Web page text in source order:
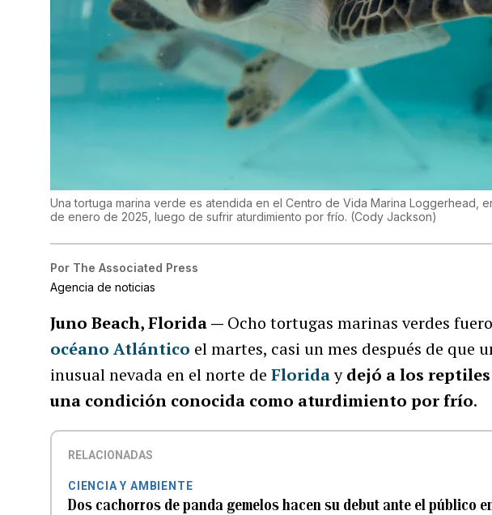
Una tortuga marina verde es atendida en el Centro de Vida Marina Loggerhead,
de enero de 2025, luego de sufrir aturdimiento por frío. (Cody Jackson)
Por The Associated Press
Agencia de noticias
Juno Beach, Florida — Ocho tortugas marinas verdes
océano Atlántico el martes, casi un mes después de que
inusual nevada en el norte deFloridaydejó a los
una condición conocida como aturdimiento por frío.
RELACIONADAS
CIENCIA Y AMBIENTE
Dos cachorros de panda gemelos hacen su debut ante el público